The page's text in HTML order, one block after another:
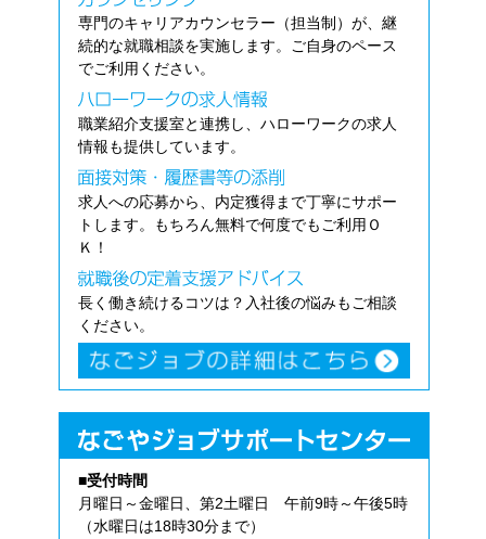
専門のキャリアカウンセラー（担当制）が、継
続的な就職相談を実施します。ご自身のペース
でご利用ください。
職業紹介支援室と連携し、ハローワークの求人
情報も提供しています。
求人への応募から、内定獲得まで丁寧にサポー
トします。もちろん無料で何度でもご利用Ｏ
Ｋ！
長く働き続けるコツは？入社後の悩みもご相談
ください。
■受付時間
月曜日～金曜日、第2土曜日 午前9時～午後5時
（水曜日は18時30分まで）